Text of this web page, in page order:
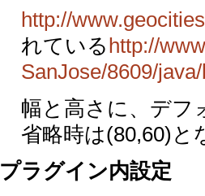
http://
れているhttp://
SanJose/8609/
幅と高さに、デフ
省略時は(80,60)と
プラグイン内設定